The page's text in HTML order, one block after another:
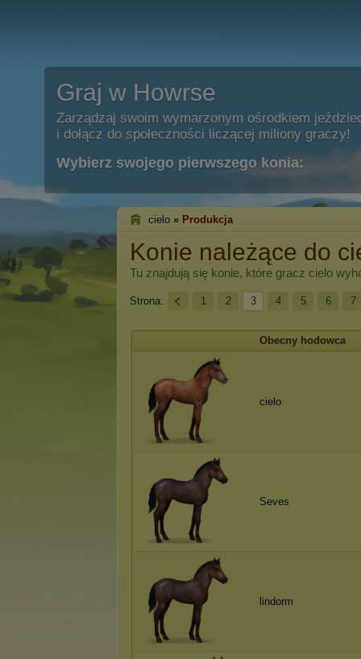
Graj w Howrse
Zarządzaj swoim wymarzonym ośrodkiem
i dołącz do społeczności liczącej miliony graczy!
Wybierz swojego pierwszego konia:
cielo » Produkcja
Konie należące do
Tu znajdują się konie, które gracz cielo
Strona: 1 2 3 4 5 6 7
Obecny hodowca
cielo
Seves
lindorm